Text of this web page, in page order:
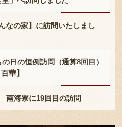
349-2222
なの家】に訪問いたしまし
日の恒例訪問（通算8回目）
華】
海寮に19回目の訪問